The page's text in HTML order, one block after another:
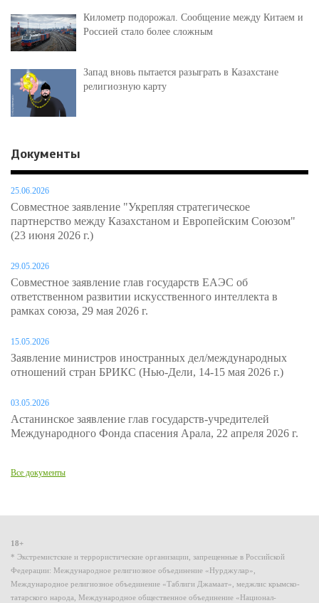
Километр подорожал. Сообщение между Китаем и
Россией стало более сложным
Запад вновь пытается разыграть в Казахстане
религиозную карту
Документы
25.06.2026
Совместное заявление "Укрепляя стратегическое
партнерство между Казахстаном и Европейским Союзом"
(23 июня 2026 г.)
29.05.2026
Совместное заявление глав государств ЕАЭС об
ответственном развитии искусственного интеллекта в
рамках союза, 29 мая 2026 г.
15.05.2026
Заявление министров иностранных дел/международных
отношений стран БРИКС (Нью-Дели, 14-15 мая 2026 г.)
03.05.2026
Астанинское заявление глав государств-учредителей
Международного Фонда спасения Арала, 22 апреля 2026 г.
Все документы
18+
* Экстремистские и террористические организации, запрещенные в Российской
Федерации: Международное религиозное объединение «Нурджулар»,
Международное религиозное объединение «Таблиги Джамаат», меджлис крымско-
татарского народа, Международное общественное объединение «Национал-